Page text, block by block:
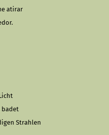
atirar
badet
Strahlen